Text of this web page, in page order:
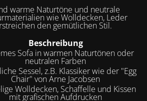
warme Naturtöne und neutrale
wie Wolldecken, Leder
den gemütlichen Stil.
Beschreibung
Sofa in warmen Naturtönen oder
neutralen Farben
Sessel, z.B. Klassiker wie der "Egg
Chair" von Arne Jacobsen
Wolldecken, Schaffelle und Kissen
mit grafischen Aufdrucken